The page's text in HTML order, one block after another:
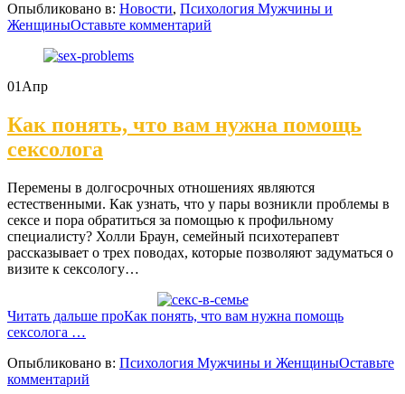
Опыбликовано в: Новости, Психология Мужчины и
ЖенщиныОставьте комментарий
01 Апр
Как понять, что вам нужна помощь
сексолога
Перемены в долгосрочных отношениях являются
естественными. Как узнать, что у пары возникли проблемы в
сексе и пора обратиться за помощью к профильному
специалисту? Холли Браун, семейный психотерапевт
рассказывает о трех поводах, которые позволяют задуматься о
визите к сексологу…
Читать дальше проКак понять, что вам нужна помощь
сексолога …
Опыбликовано в: Психология Мужчины и ЖенщиныОставьте
комментарий